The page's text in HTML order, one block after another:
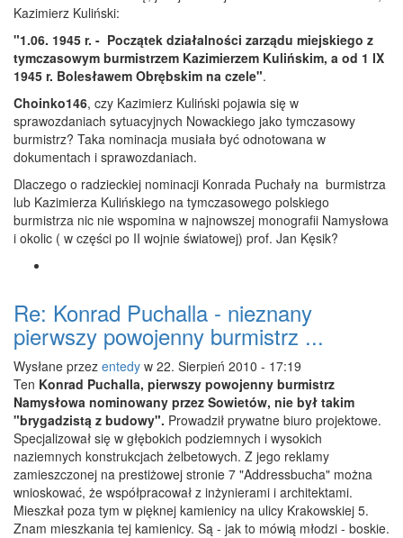
Kazimierz Kuliński:
"1.06. 1945 r. - Początek działalności zarządu miejskiego z
tymczasowym burmistrzem Kazimierzem Kulińskim, a od 1 IX
1945 r. Bolesławem Obrębskim na czele".
Choinko146, czy Kazimierz Kuliński pojawia się w
sprawozdaniach sytuacyjnych Nowackiego jako tymczasowy
burmistrz? Taka nominacja musiała być odnotowana w
dokumentach i sprawozdaniach.
Dlaczego o radzieckiej nominacji Konrada Puchały na burmistrza
lub Kazimierza Kulińskiego na tymczasowego polskiego
burmistrza nic nie wspomina w najnowszej monografii Namysłowa
i okolic ( w części po II wojnie światowej) prof. Jan Kęsik?
Re: Konrad Puchalla - nieznany
pierwszy powojenny burmistrz ...
Wysłane przez entedy w 22. Sierpień 2010 - 17:19
Ten Konrad Puchalla, pierwszy powojenny burmistrz
Namysłowa nominowany przez Sowietów, nie był takim
"brygadzistą z budowy". Prowadził prywatne biuro projektowe.
Specjalizował się w głębokich podziemnych i wysokich
naziemnych konstrukcjach żelbetowych. Z jego reklamy
zamieszczonej na prestiżowej stronie 7 "Addressbucha" można
wnioskować, że współpracował z inżynierami i architektami.
Mieszkał poza tym w pięknej kamienicy na ulicy Krakowskiej 5.
Znam mieszkania tej kamienicy. Są - jak to mówią młodzi - boskie.